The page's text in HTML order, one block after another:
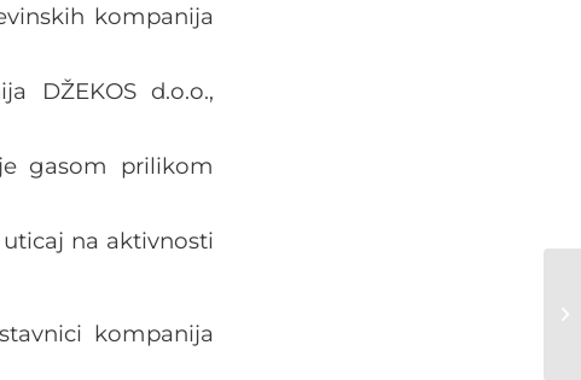
kompanija
DŽEKOS d.o.o.,
gasom prilikom
na aktivnosti
kompanija